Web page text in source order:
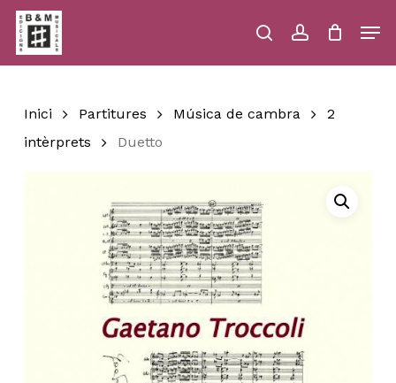
Skip
main
content
searchaccount
Close
Inici Partitures Música de cambra
2
intèrprets
Duetto
Menu